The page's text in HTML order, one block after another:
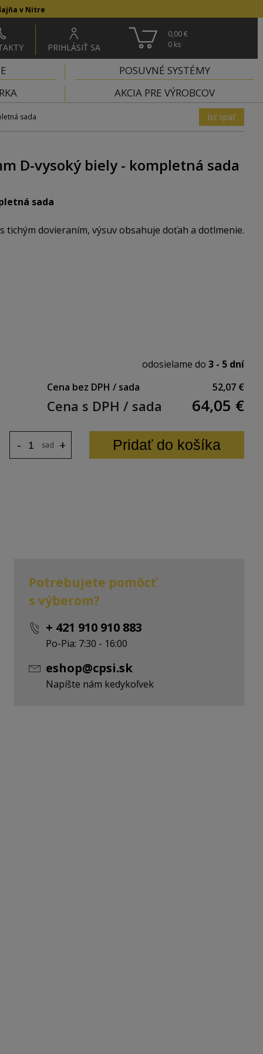
v Nitre
PRIHLÁSIŤ SA
0,00 €
0 ks
POSUVNÉ SYSTÉMY
AKCIA PRE VÝROBCOV
sada ísť späť
D-vysoký biely - kompletná sada
sada
tichým dovieraním, výsuv obsahuje doťah a dotlmenie.
224 mm.
odosielame do 3 - 5 dní
Cena bez DPH / sada
52,07 €
Cena s DPH / sada 64,05 €
sada +
- Pridať do košíka
Potrebujete pomôcť
s výberom?
+ 421 910 910 883
Po-Pia: 7:30 - 16:00
eshop@cpsi.sk
Napíšte nám kedykoľvek